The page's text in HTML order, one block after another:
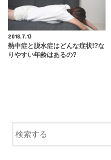
2018.7.13
熱中症と脱水症はどんな症状!?な
りやすい年齢はあるの?